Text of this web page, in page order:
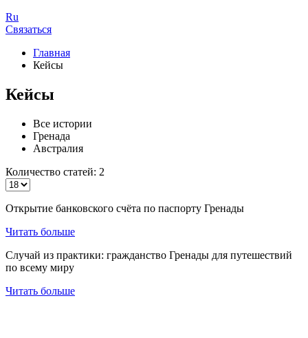
Ru
Связаться
Главная
Кейсы
Кейсы
Все истории
Гренада
Австралия
Количество статей: 2
Открытие банковского счёта по паспорту Гренады
Читать больше
Случай из практики: гражданство Гренады для путешествий
по всему миру
Читать больше